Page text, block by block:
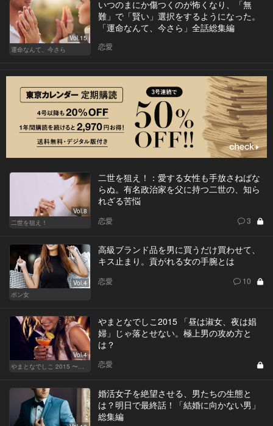
Vol.15
運命なんて、今さら
いつのまにか傷つくのが怖くなり、「無
難」で「賢い」選択をするようになった。
「運命なんて、今さら」全話総集編
恋愛
Vol.8
二世を狙え！
二世を狙え！：愛する女性も手放さねばな
らぬ。有名政治家を父に持つ二世の、知ら
れざる苦悩
恋愛 3
Vol.4
ポン女
高級ブランド品を男に買うだけ買わせて、
キス止まり。貢がれる女の手腕とは
恋愛 10
Vol.4
やまとなでしこ 2015 〜極上の結婚〜
やまとなでしこ2015 「昼は淑女、夜は娼
婦」じゃ落とせない。極上男の攻め方と
は？
恋愛
婚活女子を絶望させる、男たちの生態と
は？明日で最終話！「結婚に向かない男」
総集編